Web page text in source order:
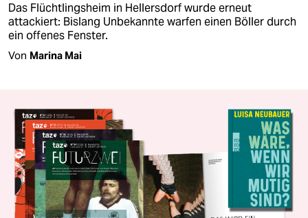
Das Flüchtlingsheim in Hellersdorf wurde erneut
attackiert: Bislang Unbekannte warfen einen Böller durch
ein offenes Fenster.
Von Marina Mai